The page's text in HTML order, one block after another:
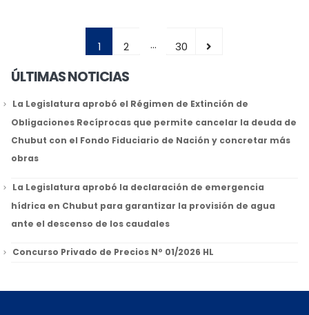
1 2 … 30
ÚLTIMAS NOTICIAS
La Legislatura aprobó el Régimen de Extinción de
Obligaciones Recíprocas que permite cancelar la deuda de
Chubut con el Fondo Fiduciario de Nación y concretar más
obras
La Legislatura aprobó la declaración de emergencia
hídrica en Chubut para garantizar la provisión de agua
ante el descenso de los caudales
Concurso Privado de Precios Nº 01/2026 HL